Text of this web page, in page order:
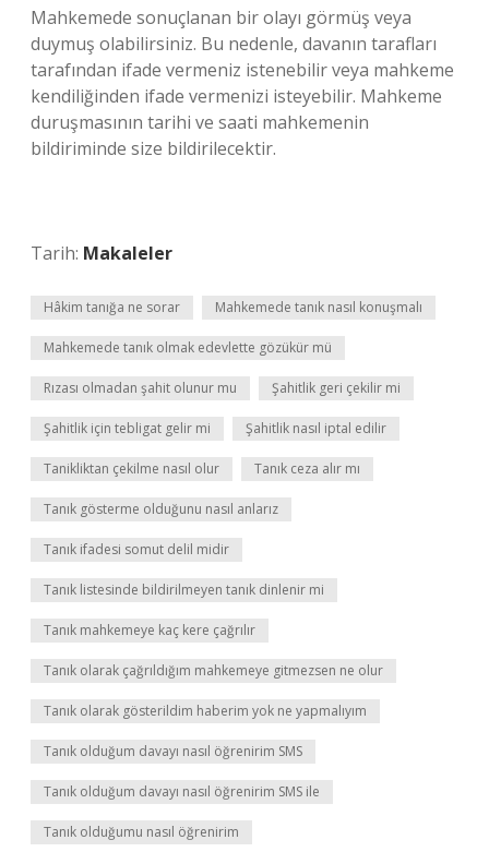
Mahkemede sonuçlanan bir olayı görmüş veya
duymuş olabilirsiniz. Bu nedenle, davanın tarafları
tarafından ifade vermeniz istenebilir veya mahkeme
kendiliğinden ifade vermenizi isteyebilir. Mahkeme
duruşmasının tarihi ve saati mahkemenin
bildiriminde size bildirilecektir.
Tarih: Makaleler
Hâkim tanığa ne sorar Mahkemede tanık nasıl konuşmalı
Mahkemede tanık olmak edevlette gözükür mü
Rızası olmadan şahit olunur mu Şahitlik geri çekilir mi
Şahitlik için tebligat gelir mi Şahitlik nasıl iptal edilir
Tanikliktan çekilme nasıl olur Tanık ceza alır mı
Tanık gösterme olduğunu nasıl anlarız
Tanık ifadesi somut delil midir
Tanık listesinde bildirilmeyen tanık dinlenir mi
Tanık mahkemeye kaç kere çağrılır
Tanık olarak çağrıldığım mahkemeye gitmezsen ne olur
Tanık olarak gösterildim haberim yok ne yapmalıyım
Tanık olduğum davayı nasıl öğrenirim SMS
Tanık olduğum davayı nasıl öğrenirim SMS ile
Tanık olduğumu nasıl öğrenirim